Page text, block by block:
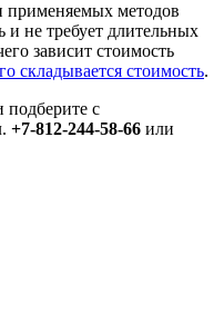
применяемых методов
и не требует длительных
зависит стоимость
складывается стоимость.
с
+7-812-244-58-66 или